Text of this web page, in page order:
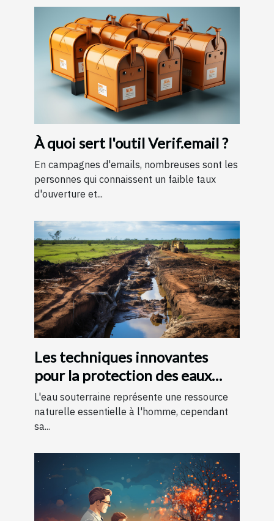
À quoi sert l'outil Verif.email ?
En campagnes d'emails, nombreuses sont les
personnes qui connaissent un faible taux
d'ouverture et...
Les techniques innovantes
pour la protection des eaux
souterraines
L'eau souterraine représente une ressource
naturelle essentielle à l'homme, cependant
sa...